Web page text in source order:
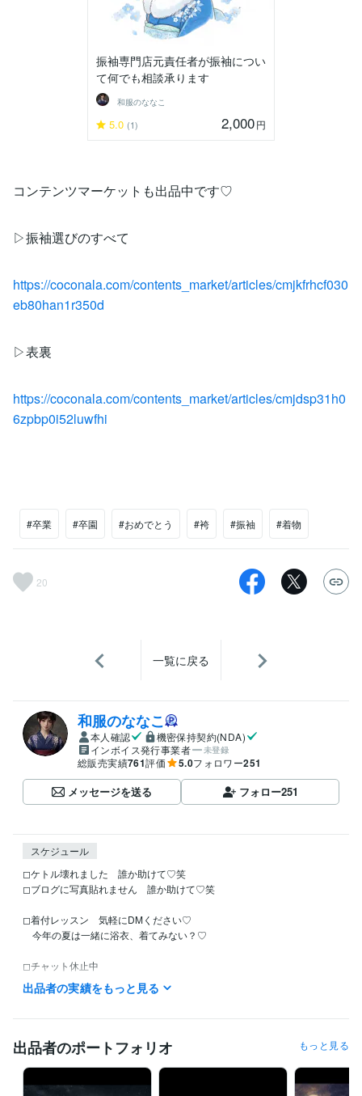
振袖専門店元責任者が振袖につい
て何でも相談承ります
和服のななこ
5.0 (1) 2,000円
コンテンツマーケットも出品中です♡
▷振袖選びのすべて
https://coconala.com/contents_market/articles/cmjkfrhcf030
eb80han1r350d
▷表裏
https://coconala.com/contents_market/articles/cmjdsp31h0
6zpbp0i52luwfhi
#卒業 #卒園 #おめでとう #袴 #振袖 #着物
20
一覧に戻る
和服のななこ
本人確認
機密保持契約(NDA)
インボイス発行事業者
未登録
総販売実績761評価 5.0フォロワー251
メッセージを送る フォロー251
スケジュール
◻︎ケトル壊れました　誰か助けて♡笑
◻︎ブログに写真貼れません　誰か助けて♡笑
◻︎着付レッスン　気軽にDMください♡
今年の夏は一緒に浴衣、着てみない？♡
◻︎チャット休止中
◻︎DMもお返事できないことが多いかも
◻︎御用の方はお電話ください♡
◻︎DMくれたら
待機前に「今からするよー！」と
私からメッセージさせて頂きます♡
出品者の実績をもっと見る
出品者のポートフォリオ もっと見る